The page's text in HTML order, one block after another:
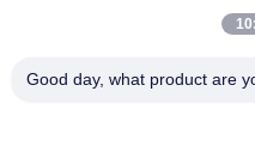
Good day, what product are